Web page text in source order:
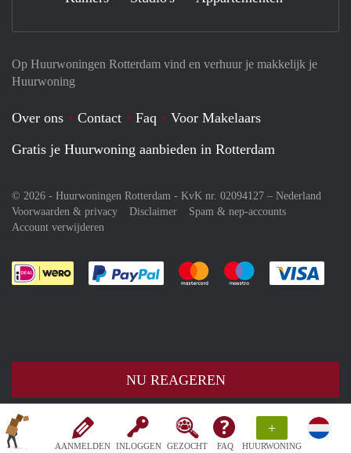
AANMELDEN INLOGGEN GEZOCHT FAQ
+
HUURWONING
NU REAGEREN
Op Huurwoningen Rotterdam vind en verhuur je makkelijk je
Huurwoning
Over ons Contact Faq
Voor Makelaars
Gratis je Huurwoning aanbieden in Rotterdam
© 2026 - Huurwoningen Rotterdam - KvK nr. 02094127 – Nederland
Voorwaarden & privacy
Disclaimer
Spam & nep-accounts
Account verwijderen
Je rekent gemakkelijk af met Paypal
Je rekent gemakkelijk af met
Je rekent